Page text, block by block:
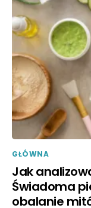
GŁÓWNA
Jak
Świadoma
obalanie